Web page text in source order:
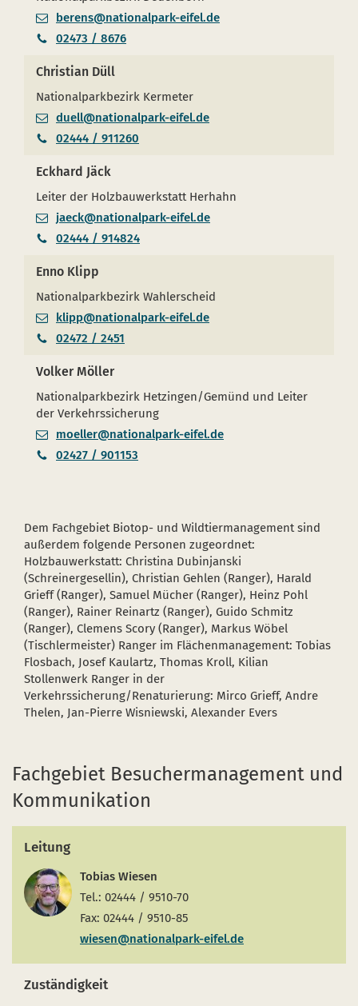
berens@nationalpark-eifel.de
02473 / 8676
Christian Düll
Nationalparkbezirk Kermeter
duell@nationalpark-eifel.de
02444 / 911260
Eckhard Jäck
Leiter der Holzbauwerkstatt Herhahn
jaeck@nationalpark-eifel.de
02444 / 914824
Enno Klipp
Nationalparkbezirk Wahlerscheid
klipp@nationalpark-eifel.de
02472 / 2451
Volker Möller
Nationalparkbezirk Hetzingen/Gemünd und Leiter
der Verkehrssicherung
moeller@nationalpark-eifel.de
02427 / 901153
Dem Fachgebiet Biotop- und Wildtiermanagement sind
außerdem folgende Personen zugeordnet:
Holzbauwerkstatt: Christina Dubinjanski
(Schreinergesellin), Christian Gehlen (Ranger), Harald
Grieff (Ranger), Samuel Mücher (Ranger), Heinz Pohl
(Ranger), Rainer Reinartz (Ranger), Guido Schmitz
(Ranger), Clemens Scory (Ranger), Markus Wöbel
(Tischlermeister) Ranger im Flächenmanagement: Tobias
Flosbach, Josef Kaulartz, Thomas Kroll, Kilian
Stollenwerk Ranger in der
Verkehrssicherung/Renaturierung: Mirco Grieff, Andre
Thelen, Jan-Pierre Wisniewski, Alexander Evers
Fachgebiet Besuchermanagement und
Kommunikation
Leitung
Tobias Wiesen
Tel.: 02444 / 9510-70
Fax: 02444 / 9510-85
wiesen@nationalpark-eifel.de
Zuständigkeit